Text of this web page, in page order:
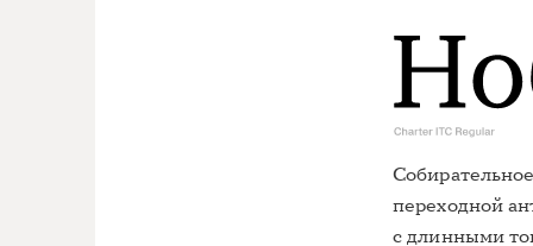
переходной
с длинными